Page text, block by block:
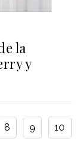
la
y
8 9
10